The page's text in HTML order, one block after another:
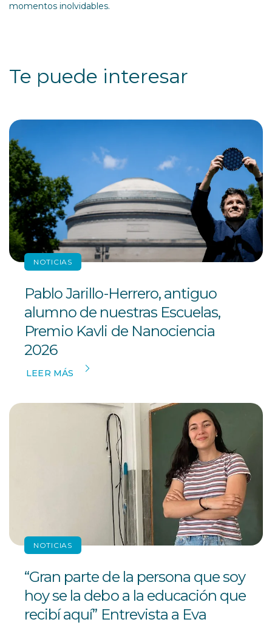
momentos inolvidables.
Te puede interesar
NOTICIAS
Pablo Jarillo-Herrero, antiguo
alumno de nuestras Escuelas,
Premio Kavli de Nanociencia
2026
LEER MÁS
NOTICIAS
“Gran parte de la persona que soy
hoy se la debo a la educación que
recibí aquí” Entrevista a Eva